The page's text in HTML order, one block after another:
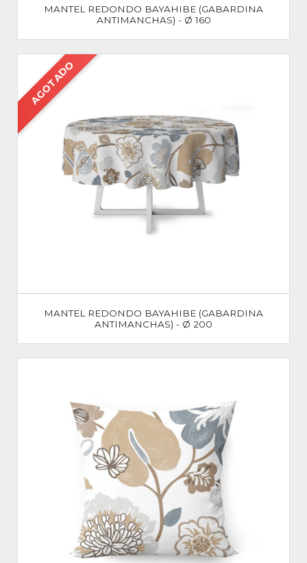
MANTEL REDONDO BAYAHIBE (GABARDINA
ANTIMANCHAS) - Ø 160
AGOTADO
MANTEL REDONDO BAYAHIBE (GABARDINA
ANTIMANCHAS) - Ø 200